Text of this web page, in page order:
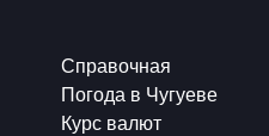
Справочная
Погода в Чугуеве
Курс валют